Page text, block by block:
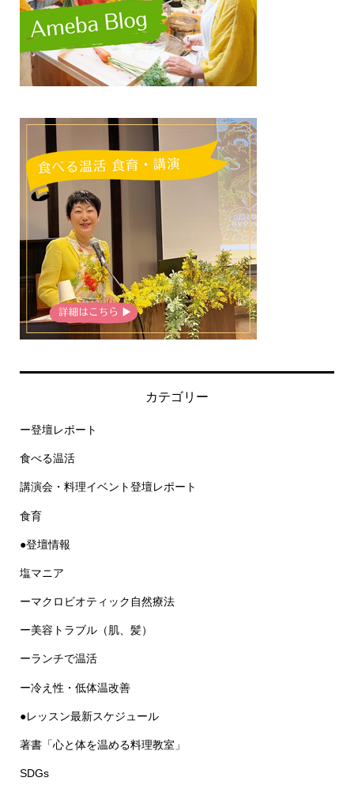
カテゴリー
ー登壇レポート
食べる温活
講演会・料理イベント登壇レポート
食育
●登壇情報
塩マニア
ーマクロビオティック自然療法
ー美容トラブル（肌、髪）
ーランチで温活
ー冷え性・低体温改善
●レッスン最新スケジュール
著書「心と体を温める料理教室」
SDGs